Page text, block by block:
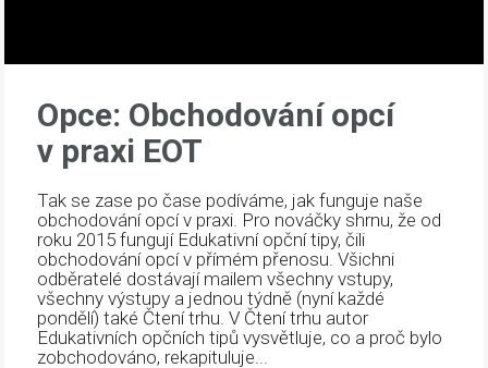
Opce: Obchodování opcí
v praxi EOT
Tak se zase po čase podíváme, jak funguje naše
obchodování opcí v praxi. Pro nováčky shrnu, že od
roku 2015 fungují Edukativní opční tipy, čili
obchodování opcí v přímém přenosu. Všichni
odběratelé dostávají mailem všechny vstupy,
všechny výstupy a jednou týdně (nyní každé
pondělí) také Čtení trhu. V Čtení trhu autor
Edukativních opčních tipů vysvětluje, co a proč bylo
zobchodováno, rekapituluje...